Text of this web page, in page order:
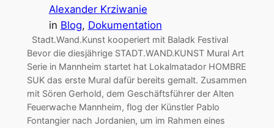
Alexander Krziwanie
in Blog, Dokumentation
Stadt.Wand.Kunst kooperiert mit Baladk Festival
Bevor die diesjährige STADT.WAND.KUNST Mural Art
Serie in Mannheim startet hat Lokalmatador HOMBRE
SUK das erste Mural dafür bereits gemalt. Zusammen
mit Sören Gerhold, dem Geschäftsführer der Alten
Feuerwache Mannheim, flog der Künstler Pablo
Fontangier nach Jordanien, um im Rahmen eines